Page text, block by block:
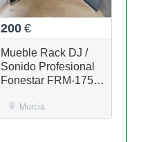
200 €
Mueble Rack DJ /
Sonido Profesional
Fonestar FRM-175 +
Murcia